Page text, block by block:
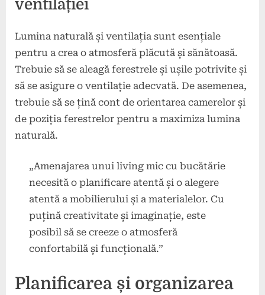
ventilației
Lumina naturală și ventilația sunt esențiale
pentru a crea o atmosferă plăcută și sănătoasă.
Trebuie să se aleagă ferestrele și ușile potrivite și
să se asigure o ventilație adecvată. De asemenea,
trebuie să se țină cont de orientarea camerelor și
de poziția ferestrelor pentru a maximiza lumina
naturală.
„Amenajarea unui living mic cu bucătărie
necesită o planificare atentă și o alegere
atentă a mobilierului și a materialelor. Cu
puțină creativitate și imaginație, este
posibil să se creeze o atmosferă
confortabilă și funcțională.”
Planificarea și organizarea